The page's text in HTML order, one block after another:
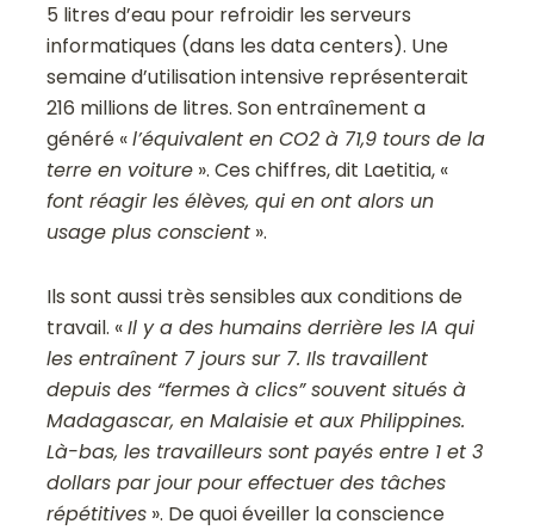
5 litres d’eau pour refroidir les serveurs
informatiques (dans les data centers). Une
semaine d’utilisation intensive représenterait
216 millions de litres. Son entraînement a
généré «l’équivalent en CO2 à 71,9 tours de la
terre en voiture ». Ces chiffres, dit Laetitia, «
font réagir les élèves, qui en ont alors un
usage plus conscient ».
Ils sont aussi très sensibles aux conditions de
travail. «Il y a des humains derrière les IA qui
les entraînent 7 jours sur 7. Ils travaillent
depuis des “fermes à clics” souvent situés à
Madagascar, en Malaisie et aux Philippines.
Là-bas, les travailleurs sont payés entre 1 et 3
dollars par jour pour effectuer des tâches
répétitives ». De quoi éveiller la conscience